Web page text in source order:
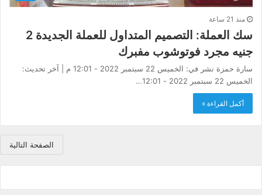
منذ 21 ساعة
سك العملة: التصميم المتداول للعملة الجديدة 2
جنيه مجرد فوتوشوب مفبرك
سارة حمزة نشر في: الخميس 22 سبتمبر 2022 - 12:01 م | آخر تحديث:
الخميس 22 سبتمبر 2022 - 12:01…
أكمل القراءة »
الصفحة التالية